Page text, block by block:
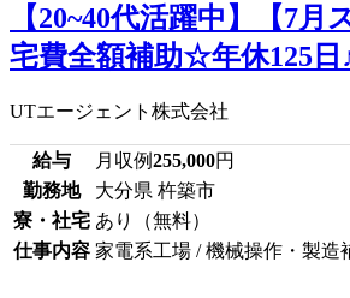
【20~40代活躍中】【7月
宅費全額補助☆年休125日
UTエージェント株式会社
給与 月収例255,000円
勤務地
大分県 杵築市
寮・社宅 あり（無料）
仕事内容 家電系工場 / 機械操作・製造